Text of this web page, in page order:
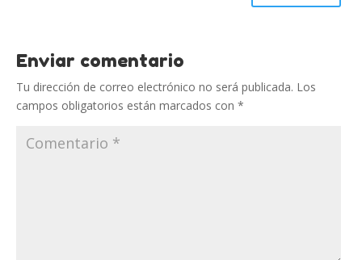
Enviar comentario
Tu dirección de correo electrónico no será publicada. Los
campos obligatorios están marcados con *